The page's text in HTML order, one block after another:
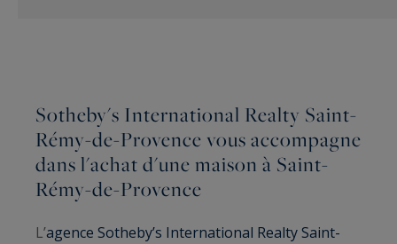
Sotheby's International Realty Saint-
Rémy-de-Provence vous accompagne
dans l'achat d'une maison à Saint-
Rémy-de-Provence
L’agence Sotheby’s International Realty Saint-